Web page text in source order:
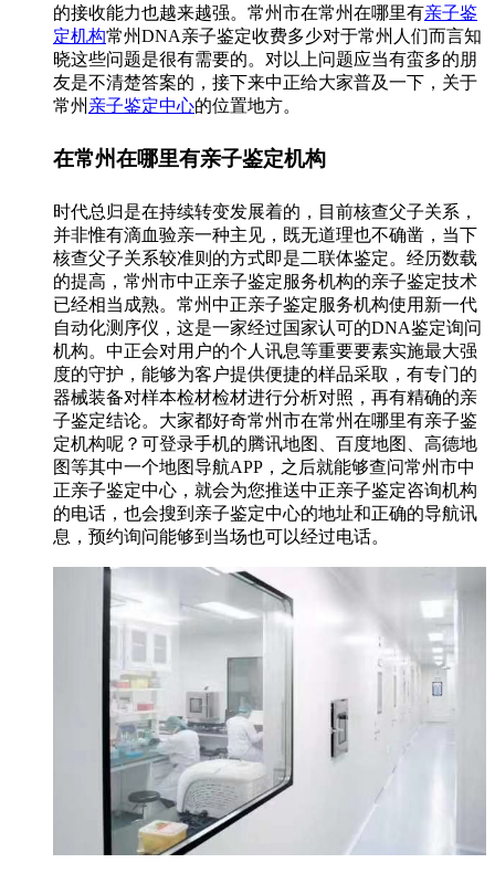
的接收能力也越来越强。常州市在常州在哪里有亲子鉴
定机构常州DNA亲子鉴定收费多少对于常州人们而言知
晓这些问题是很有需要的。对以上问题应当有蛮多的朋
友是不清楚答案的，接下来中正给大家普及一下，关于
常州 亲子鉴定中心的位置地方。
在常州在哪里有亲子鉴定机构
时代总归是在持续转变发展着的，目前核查父子关系，
并非惟有滴血验亲一种主见，既无道理也不确凿，当下
核查父子关系较准则的方式即是二联体鉴定。经历数载
的提高，常州市中正亲子鉴定服务机构的亲子鉴定技术
已经相当成熟。常州中正亲子鉴定服务机构使用新一代
自动化测序仪，这是一家经过国家认可的DNA鉴定询问
机构。中正会对用户的个人讯息等重要要素实施最大强
度的守护，能够为客户提供便捷的样品采取，有专门的
器械装备对样本检材检材进行分析对照，再有精确的亲
子鉴定结论。大家都好奇常州市在常州在哪里有亲子鉴
定机构呢？可登录手机的腾讯地图、百度地图、高德地
图等其中一个地图导航APP，之后就能够查问常州市中
正亲子鉴定中心，就会为您推送中正亲子鉴定咨询机构
的电话，也会搜到亲子鉴定中心的地址和正确的导航讯
息，预约询问能够到当场也可以经过电话。